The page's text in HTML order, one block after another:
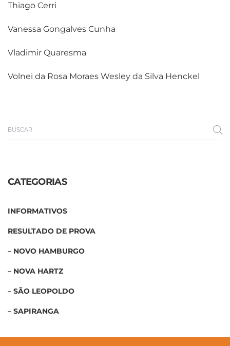
Thiago Cerri
Vanessa Gongalves Cunha
Vladimir Quaresma
Volnei da Rosa Moraes Wesley da Silva Henckel
CATEGORIAS
INFORMATIVOS
RESULTADO DE PROVA
– NOVO HAMBURGO
– NOVA HARTZ
– SÃO LEOPOLDO
– SAPIRANGA